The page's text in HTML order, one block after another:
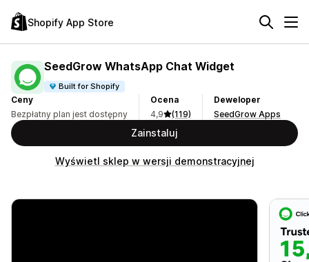
Shopify App Store
SeedGrow WhatsApp Chat Widget
Built for Shopify
Ceny
Bezpłatny plan jest dostępny
Ocena
4,9
(119)
Deweloper
SeedGrow Apps
Zainstaluj
Wyświetl sklep w wersji demonstracyjnej